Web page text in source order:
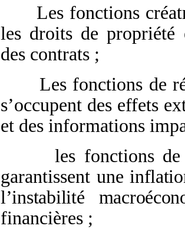
Les fonctions
les droits de propriété
des contrats ;
Les fonctions de
s’occupent des effets
et des informations
les fonctions
garantissent une
l’instabilité
financières ;